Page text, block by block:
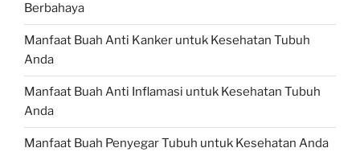
Berbahaya
Manfaat Buah Anti Kanker untuk Kesehatan Tubuh
Anda
Manfaat Buah Anti Inflamasi untuk Kesehatan Tubuh
Anda
Manfaat Buah Penyegar Tubuh untuk Kesehatan Anda